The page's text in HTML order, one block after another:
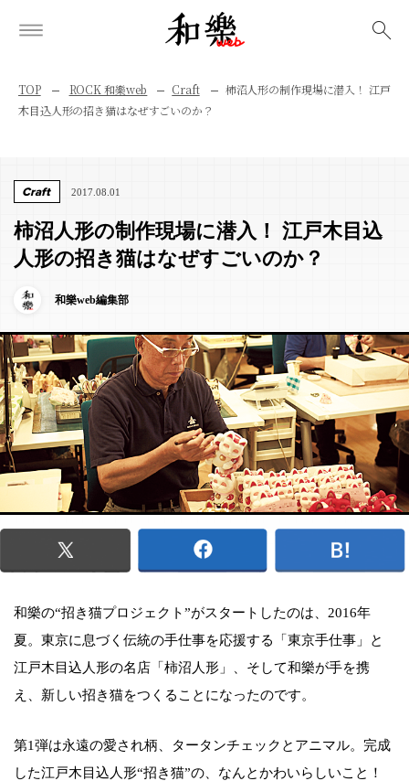
TOP ROCK 和樂web Craft
柿沼人形の制作現場に潜入！ 江戸
木目込人形の招き猫はなぜすごいのか？
Craft 2017.08.01
柿沼人形の制作現場に潜入！ 江戸木目込
人形の招き猫はなぜすごいのか？
和樂web編集部
和樂の“招き猫プロジェクト”がスタートしたのは、2016年
夏。東京に息づく伝統の手仕事を応援する「東京手仕事」と
江戸木目込人形の名店「柿沼人形」、そして和樂が手を携
え、新しい招き猫をつくることになったのです。
第1弾は永遠の愛され柄、タータンチェックとアニマル。完成
した江戸木目込人形“招き猫”の、なんとかわいらしいこと！